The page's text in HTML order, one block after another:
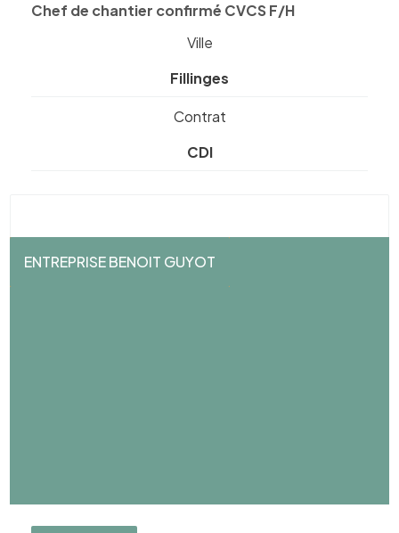
Chef de chantier confirmé CVCS F/H
Ville
Fillinges
Contrat
CDI
ENTREPRISE BENOIT GUYOT